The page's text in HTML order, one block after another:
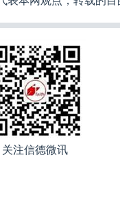
关注信德微讯